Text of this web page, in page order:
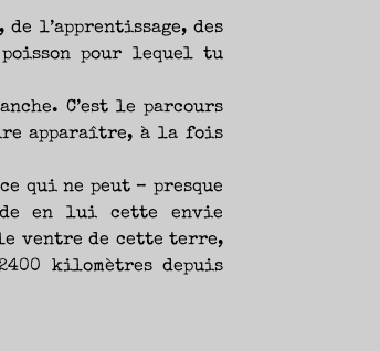
l’apprentissage, des
poisson pour lequel tu
C’est le parcours
apparaître, à la fois
qui ne peut – presque
en lui cette envie
ventre de cette terre,
kilomètres depuis